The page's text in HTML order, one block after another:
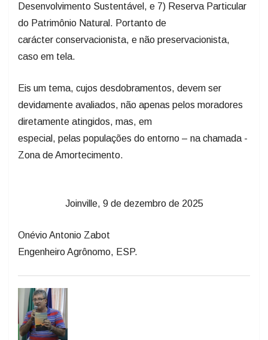
Desenvolvimento Sustentável, e 7) Reserva Particular
do Patrimônio Natural. Portanto de
carácter conservacionista, e não preservacionista,
caso em tela.
Eis um tema, cujos desdobramentos, devem ser
devidamente avaliados, não apenas pelos moradores
diretamente atingidos, mas, em
especial, pelas populações do entorno – na chamada -
Zona de Amortecimento.
Joinville, 9 de dezembro de 2025
Onévio Antonio Zabot
Engenheiro Agrônomo, ESP.